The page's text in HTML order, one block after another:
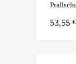
53,55 €